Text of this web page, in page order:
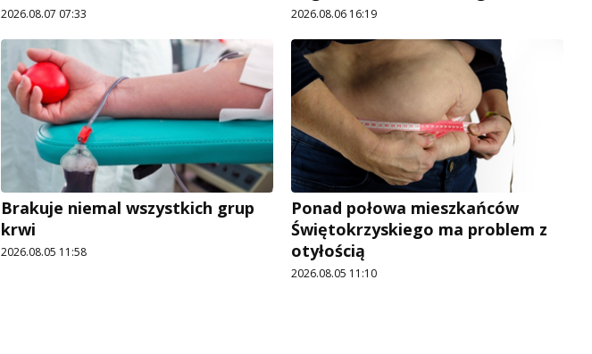
2026.08.07 07:33 2026.08.06 16:19
Brakuje niemal wszystkich grup
krwi
2026.08.05 11:58
Ponad połowa mieszkańców
Świętokrzyskiego ma problem z
otyłością
2026.08.05 11:10